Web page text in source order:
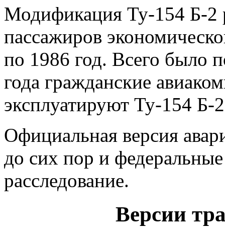
Модификация Ту-154 Б-2
пассажиров
по 1986 год. Всего было
года гражданские
эксплуатируют Ту-154 Б-
Официальная версия
до сих пор и
расследование.
Версии